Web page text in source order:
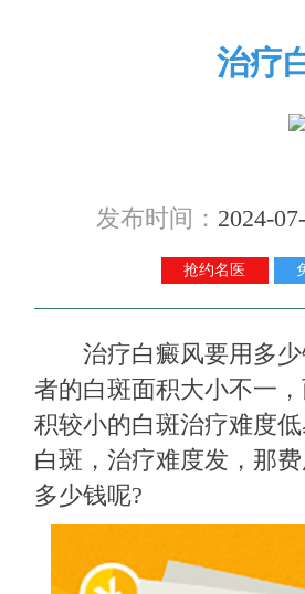
治疗
发布时间： 2024-
抢约名医
治疗白癜风要用多少
者的白斑面积大小不一
积较小的白斑治疗难度
白斑，治疗难度发，那
多少钱呢?